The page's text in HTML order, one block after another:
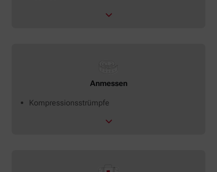
Anmessen
Kompressionsstrümpfe